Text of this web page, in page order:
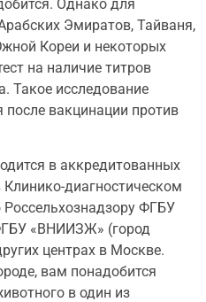
Однако для
Эмиратов, Тайваня,
Кореи и некоторых
на наличие титров
Такое исследование
после вакцинации против
в аккредитованных
диагностическом
Россельхознадзору ФГБУ
«ВНИИЗЖ» (город
центрах в Москве.
вам понадобится
в один из